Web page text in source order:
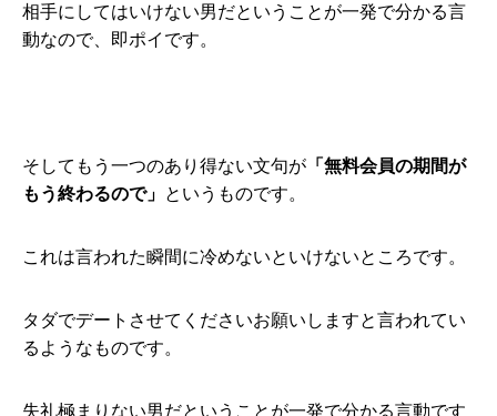
相手にしてはいけない男だということが一発で分かる言
動なので、即ポイです。
そしてもう一つのあり得ない文句が 「無料会員の期間が
もう終わるので」 というものです。
これは言われた瞬間に冷めないといけないところです。
タダでデートさせてくださいお願いしますと言われてい
るようなものです。
失礼極まりない男だということが一発で分かる言動です